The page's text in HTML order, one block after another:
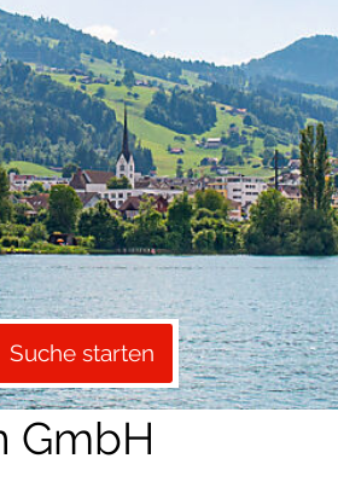
Suche starten
GmbH